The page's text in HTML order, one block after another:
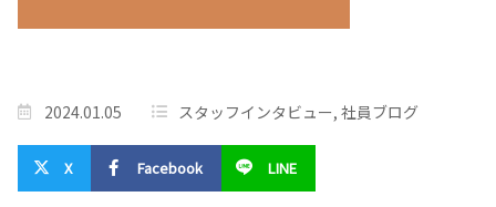
2024.01.05 スタッフインタビュー, 社員ブログ
X Facebook LINE